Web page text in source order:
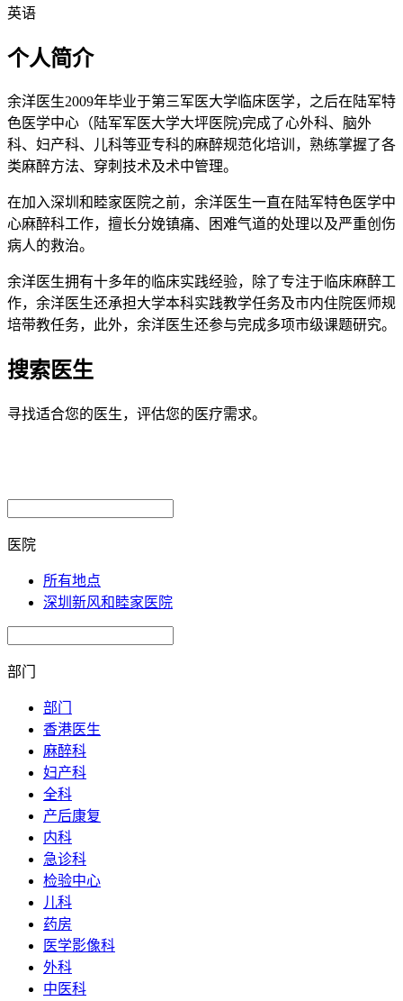
英语
个人简介
余洋医生2009年毕业于第三军医大学临床医学，之后在陆军特
色医学中心（陆军军医大学大坪医院)完成了心外科、脑外
科、妇产科、儿科等亚专科的麻醉规范化培训，熟练掌握了各
类麻醉方法、穿刺技术及术中管理。
在加入深圳和睦家医院之前，余洋医生一直在陆军特色医学中
心麻醉科工作，擅长分娩镇痛、困难气道的处理以及严重创伤
病人的救治。
余洋医生拥有十多年的临床实践经验，除了专注于临床麻醉工
作，余洋医生还承担大学本科实践教学任务及市内住院医师规
培带教任务，此外，余洋医生还参与完成多项市级课题研究。
搜索医生
寻找适合您的医生，评估您的医疗需求。
医院
所有地点
深圳新风和睦家医院
部门
部门
香港医生
麻醉科
妇产科
全科
产后康复
内科
急诊科
检验中心
儿科
药房
医学影像科
外科
中医科